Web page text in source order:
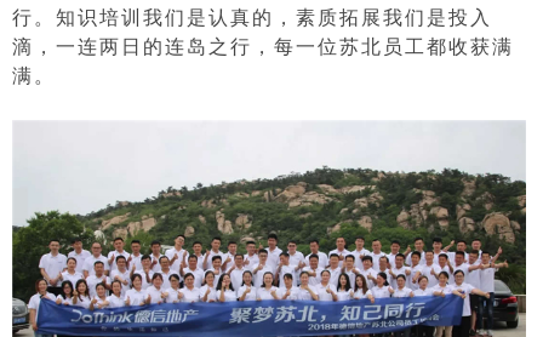
行。知识培训我们是认真的，素质拓展我们是投入
滴，一连两日的连岛之行，每一位苏北员工都收获满
满。